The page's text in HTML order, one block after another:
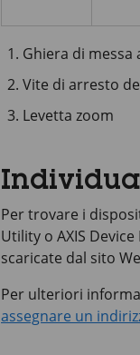
Ghiera di messa
Vite di arresto
Levetta zoom
Per trovare i
Utility o AXIS Device
scaricate dal sito
Per ulteriori
assegnare un